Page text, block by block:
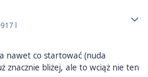
17 l
nawet co startować (nuda
znacznie bliżej, ale to wciąż nie ten